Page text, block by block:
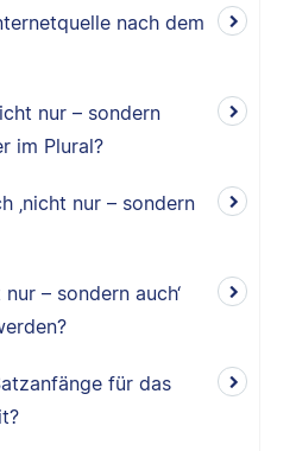
nach dem
nur – sondern
im Plural?
‚nicht nur – sondern
– sondern auch‘
für das